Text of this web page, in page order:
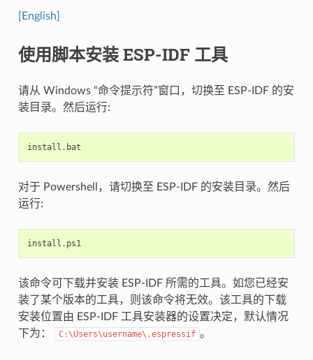
[English]
使用脚本安装 ESP-IDF 工具
请从 Windows “命令提示符”窗口，切换至 ESP-IDF 的安
装目录。然后运行:
install . bat
对于 Powershell，请切换至 ESP-IDF 的安装目录。然后
运行:
install . ps1
该命令可下载并安装 ESP-IDF 所需的工具。如您已经安
装了某个版本的工具，则该命令将无效。该工具的下载
安装位置由 ESP-IDF 工具安装器的设置决定，默认情况
下为：
C:\Users\username\.espressif 。